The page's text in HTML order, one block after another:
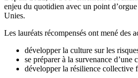
enjeu du quotidien avec un point
Unies.
Les lauréats récompensés ont mené des
développer la culture sur les
se préparer à la survenance d’une
développer la résilience collective